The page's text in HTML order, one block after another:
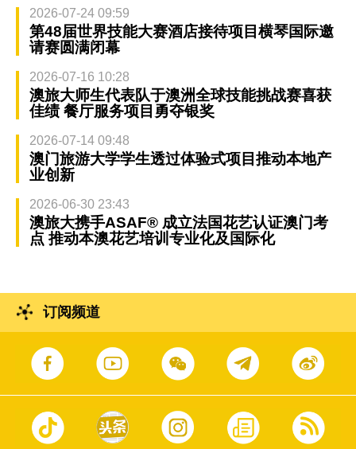
2026-07-24 09:59
第48届世界技能大赛酒店接待项目横琴国际邀
请赛圆满闭幕
2026-07-16 10:28
澳旅大师生代表队于澳洲全球技能挑战赛喜获
佳绩 餐厅服务项目勇夺银奖
2026-07-14 09:48
澳门旅游大学学生透过体验式项目推动本地产
业创新
2026-06-30 23:43
澳旅大携手ASAF® 成立法国花艺认证澳门考
点 推动本澳花艺培训专业化及国际化
订阅频道